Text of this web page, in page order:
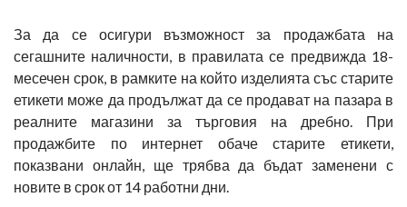
За да се осигури възможност за продажбата на
сегашните наличности, в правилата се предвижда 18-
месечен срок, в рамките на който изделията със старите
етикети може да продължат да се продават на пазара в
реалните магазини за търговия на дребно. При
продажбите по интернет обаче старите етикети,
показвани онлайн, ще трябва да бъдат заменени с
новите в срок от 14 работни дни.